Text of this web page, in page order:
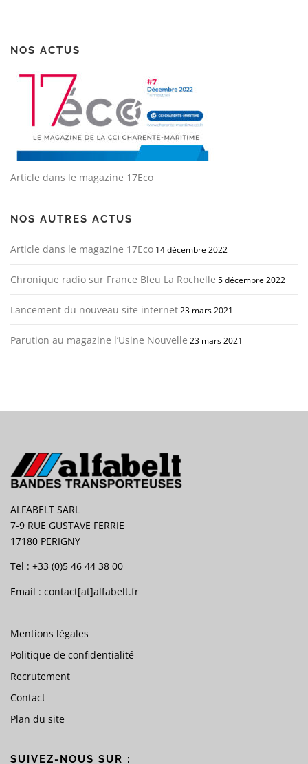
NOS ACTUS
Article dans le magazine 17Eco
NOS AUTRES ACTUS
Article dans le magazine 17Eco 14 décembre 2022
Chronique radio sur France Bleu La Rochelle 5 décembre 2022
Lancement du nouveau site internet23 mars 2021
Parution au magazine l’Usine Nouvelle 23 mars 2021
ALFABELT SARL
7-9 RUE GUSTAVE FERRIE
17180 PERIGNY
Tel : +33 (0)5 46 44 38 00
Email : contact[at]alfabelt.fr
Mentions légales
Politique de confidentialité
Recrutement
Contact
Plan du site
SUIVEZ-NOUS SUR :